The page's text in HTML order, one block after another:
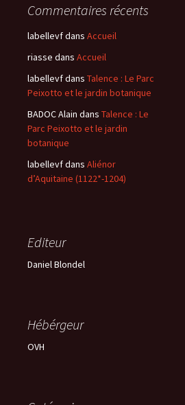
Commentaires récents
labellevfdans Accueil
riasse dans Accueil
labellevfdans Talence : Le Parc
Peixotto et le jardin botanique
BADOC Alain dans Talence : Le
Parc Peixotto et le jardin
botanique
labellevfdans Aliénor
d’Aquitaine (1122*-1204)
Editeur
Daniel Blondel
Hébérgeur
OVH